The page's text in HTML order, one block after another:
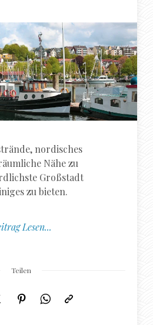
nordisches
Nähe zu
Großstadt
zu bieten.
Lesen...
Teilen